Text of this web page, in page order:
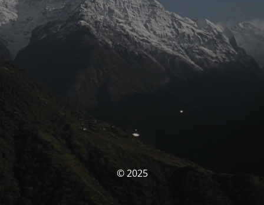
© 2025